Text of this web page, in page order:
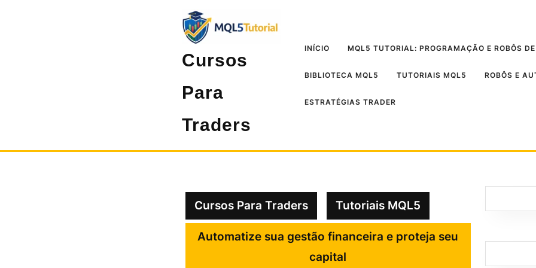
Cursos
Para
Traders
INÍCIO MQL5 TUTORIAL: PROGRAMAÇÃO E ROBÔS
BIBLIOTECA MQL5 TUTORIAIS MQL5 ROBÔS E
ESTRATÉGIAS TRADER
Cursos Para Traders Tutoriais MQL5
Automatize sua gestão financeira e proteja seu
capital